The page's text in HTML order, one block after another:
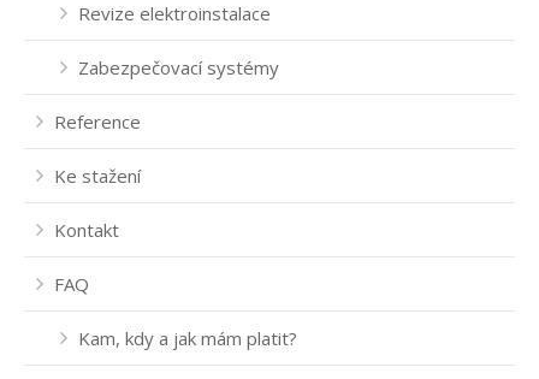
Revize elektroinstalace
Zabezpečovací systémy
Reference
Ke stažení
Kontakt
FAQ
Kam, kdy a jak mám platit?